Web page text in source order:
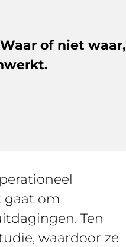
of niet waar,
gaat om
Ten
waardoor ze